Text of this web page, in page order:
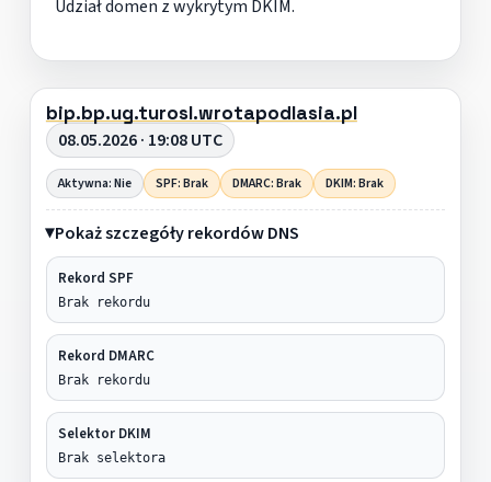
Udział domen z wykrytym DKIM.
bip.bp.ug.turosl.wrotapodlasia.pl
08.05.2026 · 19:08 UTC
Aktywna: Nie SPF: Brak DMARC: Brak DKIM: Brak
Pokaż szczegóły rekordów DNS
Rekord SPF
Brak rekordu
Rekord DMARC
Brak rekordu
Selektor DKIM
Brak selektora